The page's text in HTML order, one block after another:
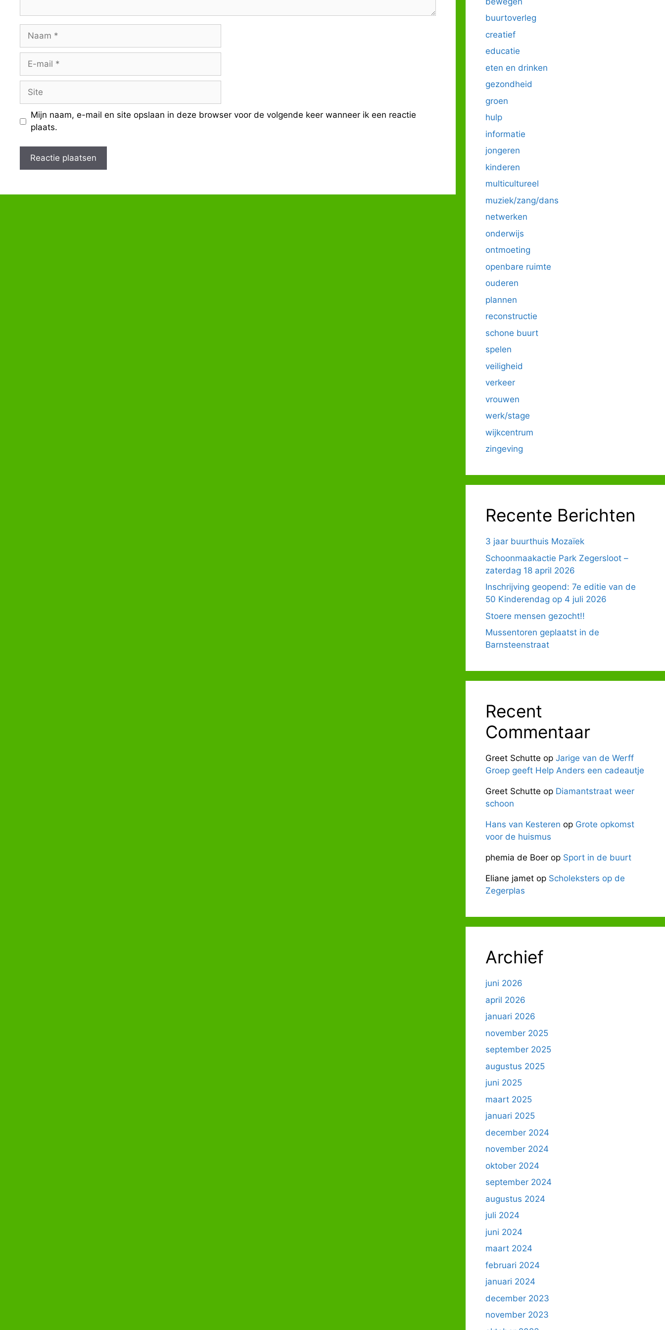
Naam
Site
Mijn naam, e-mail en site opslaan in deze browser voor de volgende keer wanneer ik een reactie
plaats.
buurtoverleg
creatief
educatie
eten en drinken
gezondheid
groen
hulp
informatie
jongeren
kinderen
multicultureel
muziek/zang/dans
netwerken
onderwijs
ontmoeting
openbare ruimte
ouderen
plannen
reconstructie
schone buurt
spelen
veiligheid
verkeer
vrouwen
werk/stage
wijkcentrum
zingeving
Recente Berichten
3 jaar buurthuis Mozaïek
Schoonmaakactie Park Zegersloot –
zaterdag 18 april 2026
Inschrijving geopend: 7e editie van de
50 Kinderendag op 4 juli 2026
Stoere mensen gezocht!!
Mussentoren geplaatst in de
Barnsteenstraat
Recent
Commentaar
Greet Schutte op Jarige van de Werff
Groep geeft Help Anders een cadeautje
Greet Schutte op Diamantstraat weer
schoon
Hans van Kesteren op Grote opkomst
voor de huismus
phemia de Boerop Sport in de buurt
Eliane jametop Scholeksters op de
Zegerplas
Archief
juni 2026
april 2026
januari 2026
november 2025
september 2025
augustus 2025
juni 2025
maart 2025
januari 2025
december 2024
november 2024
oktober 2024
september 2024
augustus 2024
juli 2024
juni 2024
maart 2024
februari 2024
januari 2024
december 2023
november 2023